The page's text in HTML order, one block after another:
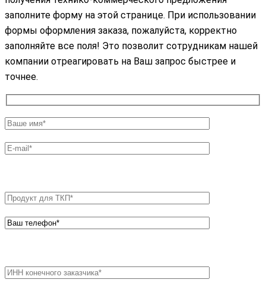
заполните форму на этой странице. При использовании
формы оформления заказа, пожалуйста, корректно
заполняйте все поля! Это позволит сотрудникам нашей
компании отреагировать на Ваш запрос быстрее и
точнее.